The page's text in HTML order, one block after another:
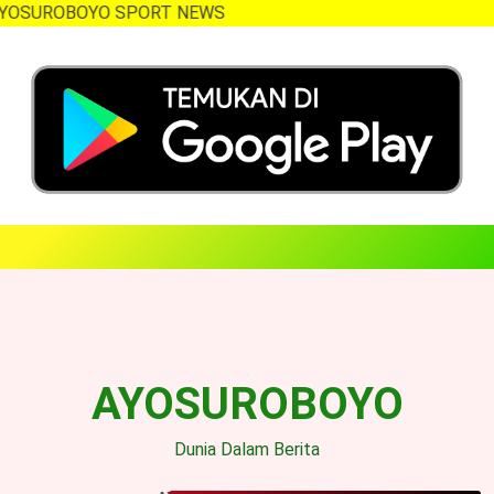
SPORT NEWS
AYOSUROBOYO
Dunia Dalam Berita